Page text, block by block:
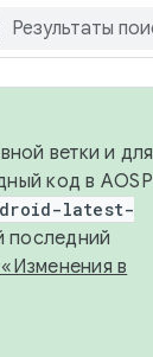
ветки и для
код в AOSP
latest-
последний
в